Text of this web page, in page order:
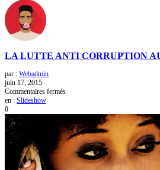
LA LUTTE ANTI CORRUPTION
par : Webadmin
juin 17, 2015
Commentaires fermés
CORRUPTION
AU
BURKINA
FASO
en : Slideshow
0